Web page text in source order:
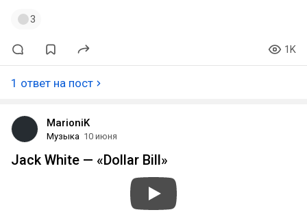
3
1K
1 ответ на пост
MarioniK
Музыка 10 июня
Jack White — «Dollar Bill»